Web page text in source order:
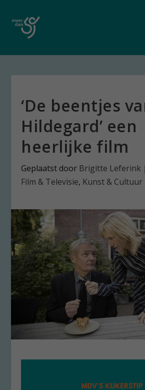
‘De beentjes
Hildegard’ een
heerlijke film
Geplaatst door Brigitte Leferink |
Film & Televisie, Kunst & Cultuur